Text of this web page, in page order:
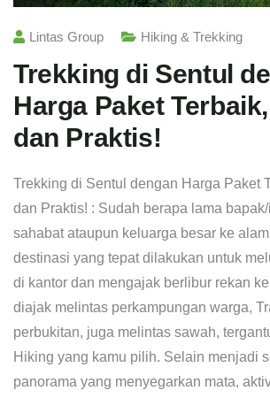
Lintas Group Hiking & Trekking
Trekking di Sentul
Harga Paket
dan Praktis!
Trekking di Sentul dengan Harga Paket
dan Praktis! : Sudah berapa lama
sahabat ataupun keluarga besar ke
destinasi yang tepat dilakukan untuk
di kantor dan mengajak berlibur rekan
diajak melintas perkampungan warga,
perbukitan, juga melintas sawah,
Hiking yang kamu pilih. Selain menjadi
panorama yang menyegarkan mata,